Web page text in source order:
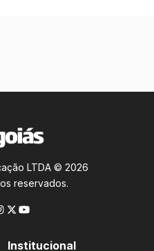
LTDA © 2026
reservados.
Institucional